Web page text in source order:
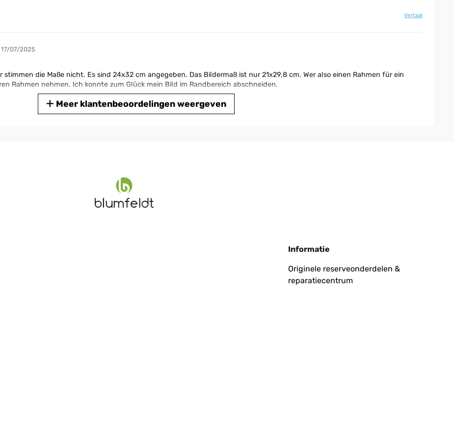
Vertaal
17/07/2025
die Maße nicht. Es sind 24x32 cm angegeben. Das Bildermaß ist nur 21x29,8 cm. Wer also einen Rahmen für ein
Rahmen nehmen. Ich konnte zum Glück mein Bild im Randbereich abschneiden.
Meer klantenbeoordelingen weergeven
Informatie
Originele reserveonderdelen &
reparatiecentrum